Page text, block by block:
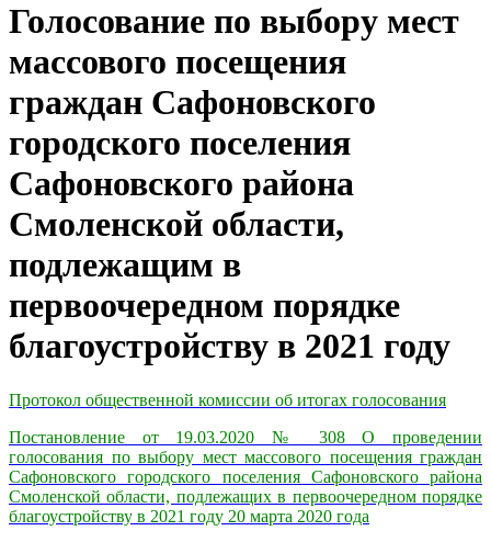
Голосование по выбору мест
массового посещения
граждан Сафоновского
городского поселения
Сафоновского района
Смоленской области,
подлежащим в
первоочередном порядке
благоустройству в 2021 году
Протокол общественной комиссии об итогах голосования
Постановление от 19.03.2020 № 308 О проведении
голосования по выбору мест массового посещения граждан
Сафоновского городского поселения Сафоновского района
Смоленской области, подлежащих в первоочередном порядке
благоустройству в 2021 году 20 марта 2020 года